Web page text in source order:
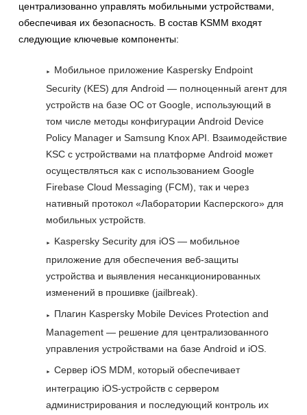
централизованно управлять мобильными устройствами,
обеспечивая их безопасность. В состав KSMM входят
следующие ключевые компоненты:
Мобильное приложение Kaspersky Endpoint
Security (KES) для Android — полноценный агент для
устройств на базе ОС от Google, использующий в
том числе методы конфигурации Android Device
Policy Manager и Samsung Knox API. Взаимодействие
KSC с устройствами на платформе Android может
осуществляться как с использованием Google
Firebase Cloud Messaging (FCM), так и через
нативный протокол «Лаборатории Касперского» для
мобильных устройств.
Kaspersky Security для iOS — мобильное
приложение для обеспечения веб-защиты
устройства и выявления несанкционированных
изменений в прошивке (jailbreak).
Плагин Kaspersky Mobile Devices Protection and
Management — решение для централизованного
управления устройствами на базе Android и iOS.
Сервер iOS MDM, который обеспечивает
интеграцию iOS-устройств с сервером
администрирования и последующий контроль их